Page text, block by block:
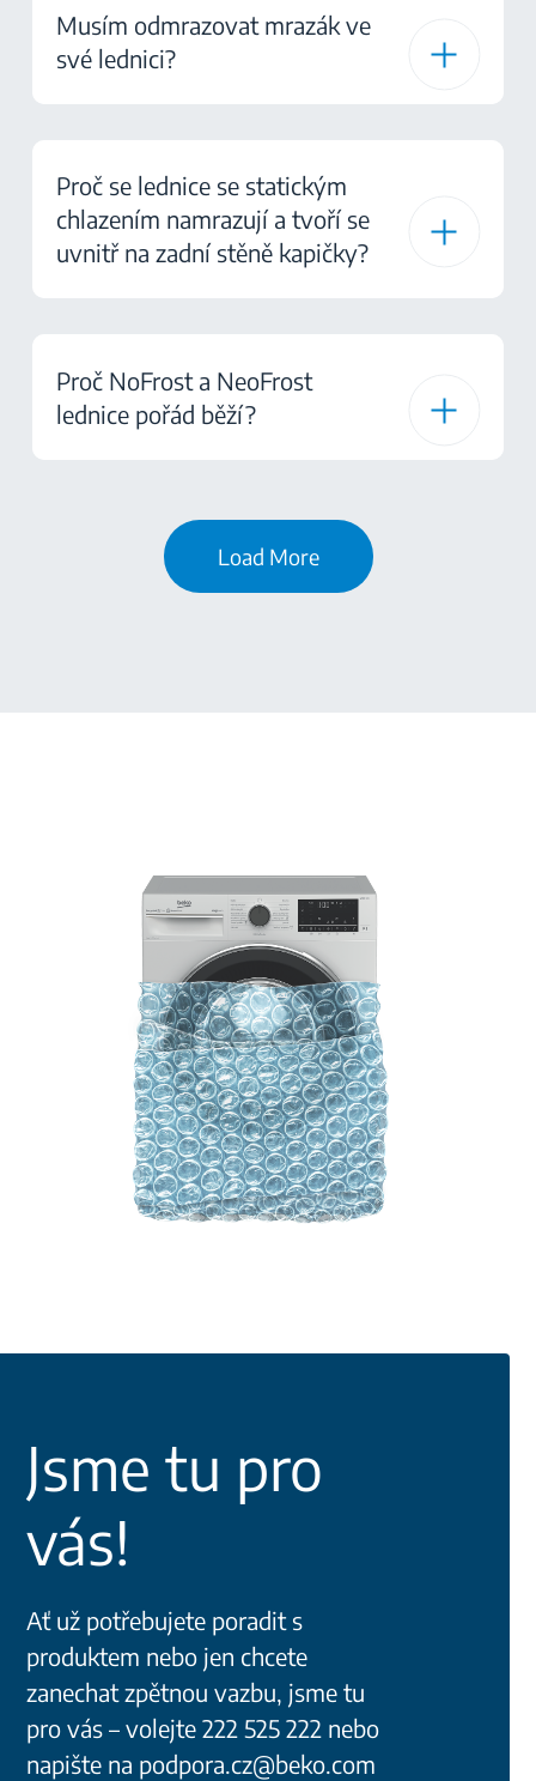
Musím odmrazovat mrazák ve
své lednici?
Proč se lednice se statickým
chlazením namrazují a tvoří se
uvnitř na zadní stěně kapičky?
Proč NoFrost a NeoFrost
lednice pořád běží?
Load More
Jsme tu pro
vás!
Ať už potřebujete poradit s
produktem nebo jen chcete
zanechat zpětnou vazbu, jsme tu
pro vás – volejte 222 525 222 nebo
napište na podpora.cz@beko.com